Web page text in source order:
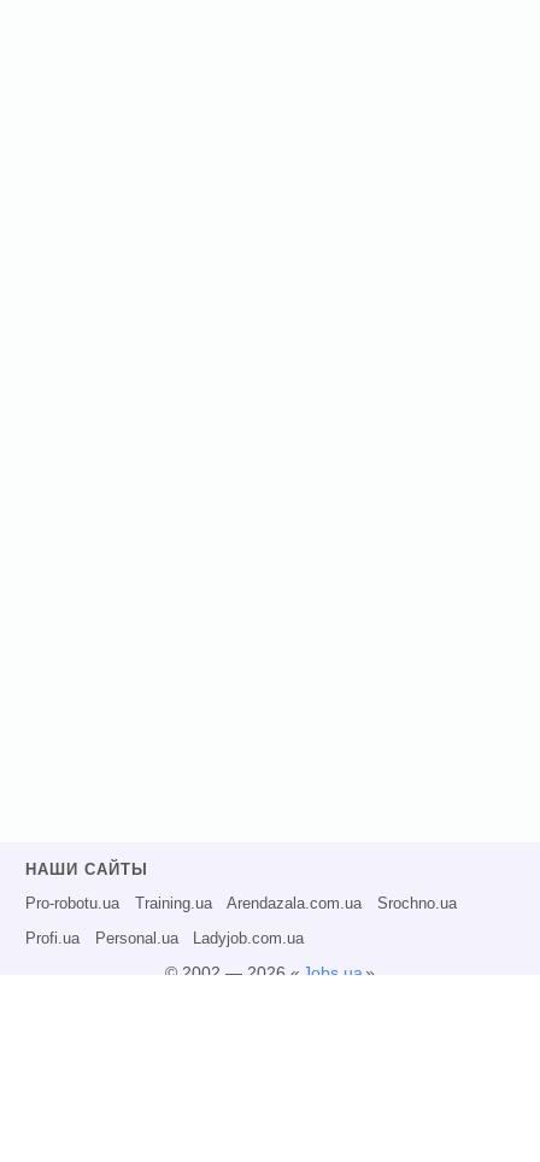
НАШИ САЙТЫ
Pro-robotu.ua Training.ua Arendazala.com.ua Srochno.ua
Profi.ua Personal.ua Ladyjob.com.ua
© 2002 — 2026 « Jobs.ua»